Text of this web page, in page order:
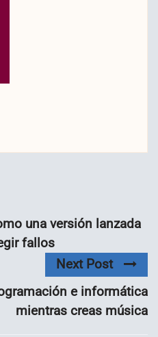
una versión lanzada
fallos
Next Post
e informática
mientras creas música